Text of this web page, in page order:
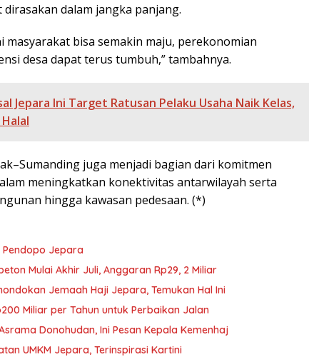
dalam jangka panjang.
masyarakat bisa semakin maju, perekonomian
desa dapat terus tumbuh,” tambahnya.
Jepara Ini Target Ratusan Pelaku Usaha Naik Kelas,
juga menjadi bagian dari komitmen
meningkatkan konektivitas antarwilayah serta
hingga kawasan pedesaan. (*)
Pendopo Jepara
Mulai Akhir Juli, Anggaran Rp29, 2 Miliar
Jemaah Haji Jepara, Temukan Hal Ini
Miliar per Tahun untuk Perbaikan Jalan
Donohudan, Ini Pesan Kepala Kemenhaj
UMKM Jepara, Terinspirasi Kartini